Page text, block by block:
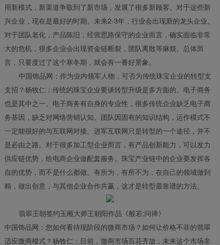
用新模式，新渠道争取到了新市场，发展了很多新顾客。对于这些新
兴企业，现在是最好的时期。未来2-3年，行业会出现新的龙头企业。
对于团队老化，产品陈旧，经营思路保守的企业而言，确实面临非常
大的危机，很多企业会出现资金链断裂，团队离散等麻烦。总体而
言，只要度过了这个寒冬期，就会有一番好景象。
中国饰品网：作为业内领军人物，可否为传统珠宝企业的转型支
支招？杨牧仁：传统的珠宝企业要谈转型升级是多方面的。电子商务
也是其中之一。电子商务有自身的专业性，很多传统企业缺乏电子商
务基因，缺乏对网络营销认知。团队因固有的知识结构，运作模式不
一定能很好的与互联网对接。进军互联网只是转型的一个途径，并不
是必由之路。对于很多加工型企业而言，有产品创新能力，可以发力
供应链优势，给电商企业做配套服务。珠宝产业链中的企业要发挥各
自的优势，而不是什么都做。有所为，有所不为，在自己的领域做到
精，做出创意，与其他企业合作共赢，这才是转型最靠谱的方法。
翡翠王朝签约玉雕大师王朝阳作品《般若;问禅》
中国饰品网：您如何看待现阶段的微商市场？如何让价格不菲的翡翠
适应微商模式？杨牧仁：目前，微商市场百花齐放，未来这个市场非